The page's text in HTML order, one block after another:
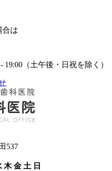
合は
19:00（土午後・日祝を除く）
537
木 金 土 日